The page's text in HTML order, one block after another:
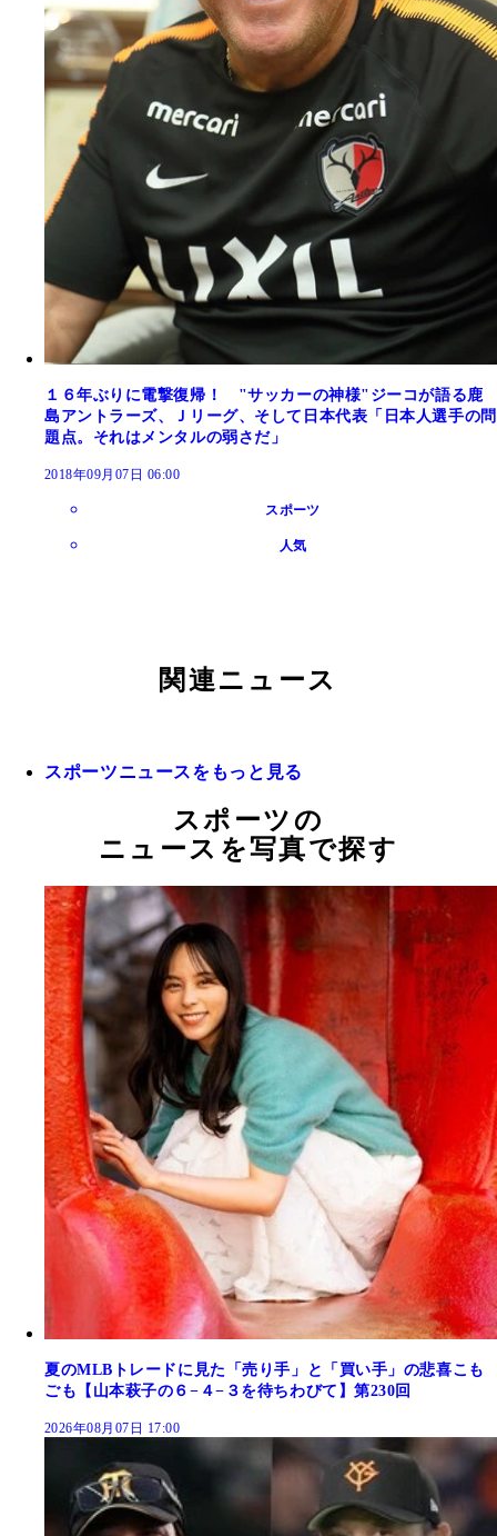
１６年ぶりに電撃復帰！ "サッカーの神様"ジーコが語る鹿
島アントラーズ、Ｊリーグ、そして日本代表「日本人選手の問
題点。それはメンタルの弱さだ」
2018年09月07日 06:00
スポーツ
人気
関連ニュース
スポーツニュースをもっと見る
スポーツの
ニュースを写真で探す
夏のMLBトレードに見た「売り手」と「買い手」の悲喜こも
ごも【山本萩子の６−４−３を待ちわびて】第230回
2026年08月07日 17:00